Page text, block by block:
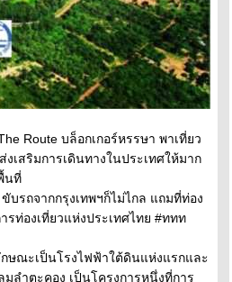
Route บล็อกเกอร์หรรษา พาเที่ยว
เสริมการเดินทางในประเทศให้มาก
นที่
รถจากกรุงเทพฯก็ไม่ไกล แถมที่ท่อง
รท่องเที่ยวแห่งประเทศไทย #ททท
ษณะเป็นโรงไฟฟ้าใต้ดินแห่งแรกและ
ลำตะคอง เป็นโครงการหนึ่งที่การ